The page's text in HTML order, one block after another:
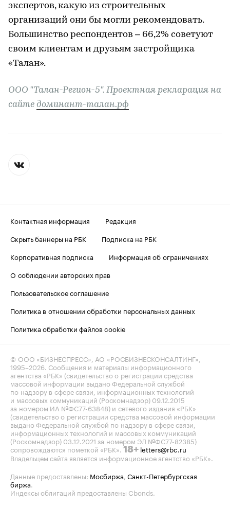
экспертов, какую из строительных
организаций они бы могли рекомендовать.
Большинство респондентов – 66,2% советуют
своим клиентам и друзьям застройщика
«Талан».
ООО "Талан-Регион-5". Проектная рекларация на
сайте доминант-талан.рф
Контактная информация
Редакция
Скрыть баннеры на РБК
Подписка на РБК
Корпоративная подписка
Информация об ограничениях
О соблюдении авторских прав
Пользовательское соглашение
Политика в отношении обработки персональных данных
Политика обработки файлов cookie
© ООО «БИЗНЕСПРЕСС», АО «РОСБИЗНЕСКОНСАЛТИНГ»,
1995–2026. Сообщения и материалы информационного
агентства «РБК» (свидетельство о регистрации средства
массовой информации выдано Федеральной службой
по надзору в сфере связи, информационных технологий
и массовых коммуникаций (Роскомнадзор) 09.12.2015
за номером ИА №ФС77-63848) и сетевого издания «РБК»
(свидетельство о регистрации средства массовой информации
выдано Федеральной службой по надзору в сфере связи,
информационных технологий и массовых коммуникаций
(Роскомнадзор) 03.12.2021 за номером ЭЛ №ФС77-82385)
сопровождаются пометкой «РБК». 18+ letters@rbc.ru
Владельцем сайта является информационное агентство «РБК».
Данные предоставлены: Мосбиржа, Санкт-Петербургская
биржа.
Индексы облигаций предоставлены Cbonds.